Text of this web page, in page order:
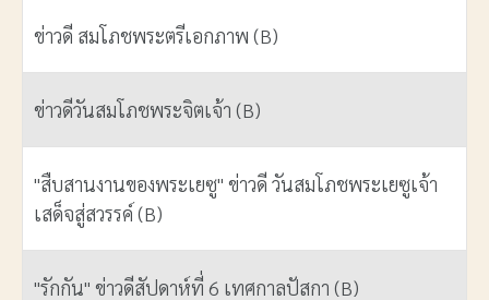
ข่าวดี สมโภชพระตรีเอกภาพ (B)
ข่าวดีวันสมโภชพระจิตเจ้า (B)
"สืบสานงานของพระเยซู" ข่าวดี วันสมโภชพระเยซูเจ้า
เสด็จสู่สวรรค์ (B)
"รักกัน" ข่าวดีสัปดาห์ที่ 6 เทศกาลปัสกา (B)